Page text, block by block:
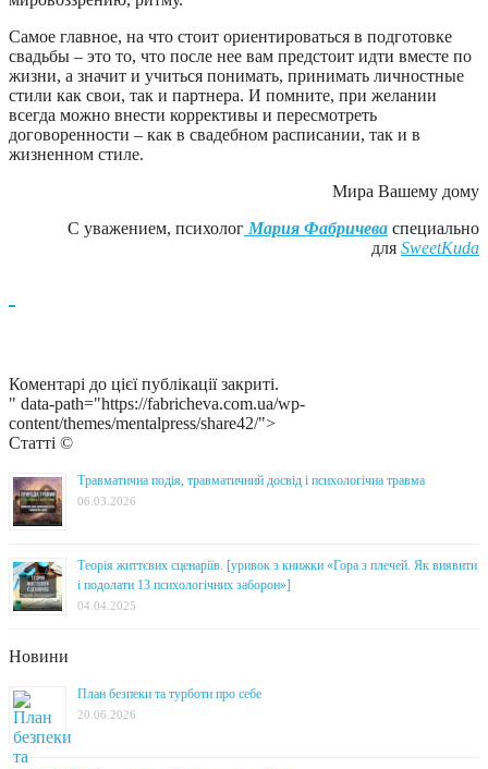
Самое главное, на что стоит ориентироваться в подготовке
свадьбы – это то, что после нее вам предстоит идти вместе по
жизни, а значит и учиться понимать, принимать личностные
стили как свои, так и партнера. И помните, при желании
всегда можно внести коррективы и пересмотреть
договоренности – как в свадебном расписании, так и в
жизненном стиле.
Мира Вашему дому
С уважением, психолог Мария Фабричева специально
для SweetKuda
Коментарі до цієї публікації закриті.
" data-path="https://fabricheva.com.ua/wp-
content/themes/mentalpress/share42/">
Статті ©
Травматична подія, травматичний досвід і психологічна травма
06.03.2026
Теорія життєвих сценаріїв. [уривок з книжки «Гора з плечей. Як виявити
і подолати 13 психологічних заборон»]
04.04.2025
Новини
План безпеки та турботи про себе
20.06.2026